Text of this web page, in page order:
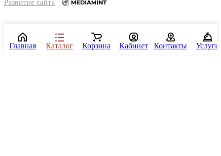
Развитие сайта
Главная Каталог Корзина Кабинет Контакты Услуги